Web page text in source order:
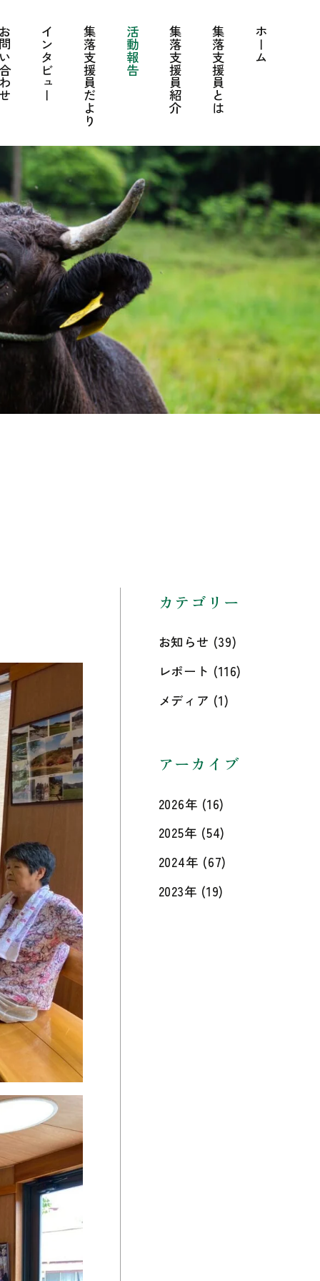
ホーム
集落支援員とは
集落支援員紹介
活動報告
集落支援員だより
インタビュー
わせ
カテゴリー
お知らせ (39)
レポート (116)
メディア (1)
アーカイブ
2026年 (16)
2025年 (54)
2024年 (67)
2023年 (19)